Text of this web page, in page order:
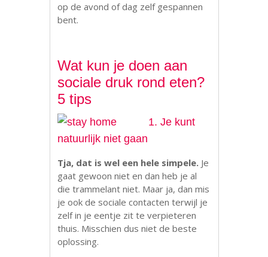
op de avond of dag zelf gespannen
bent.
Wat kun je doen aan
sociale druk rond eten?
5 tips
1. Je kunt
natuurlijk niet gaan
Tja, dat is wel een hele simpele. Je
gaat gewoon niet en dan heb je al
die trammelant niet. Maar ja, dan mis
je ook de sociale contacten terwijl je
zelf in je eentje zit te verpieteren
thuis. Misschien dus niet de beste
oplossing.